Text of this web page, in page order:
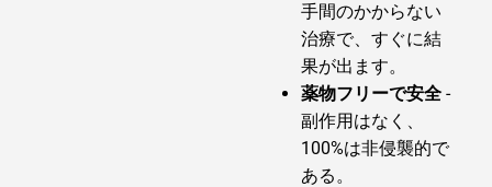
手間のかからない
治療で、すぐに結
果が出ます。
薬物フリーで安全 -
副作用はなく、
100%は非侵襲的で
ある。